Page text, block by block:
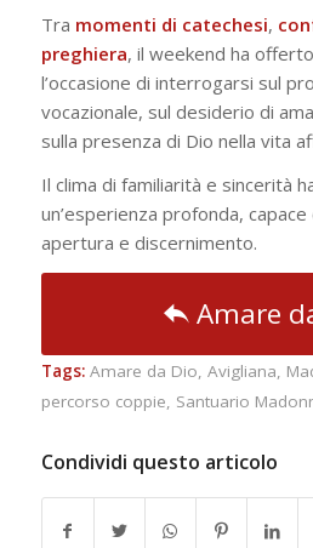
Tra momenti di catechesi,
preghiera, il weekend ha
l’occasione di interrogarsi sul
vocazionale, sul desiderio di
sulla presenza di Dio nella vita
Il clima di familiarità e sincerità
un’esperienza profonda,
apertura e discernimento.
Amare
Tags: Amare da Dio, Avigliana,
percorso coppie, Santuario
Condividi questo articolo